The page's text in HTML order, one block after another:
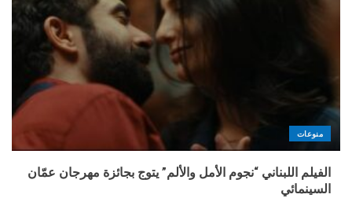
منوعات
الفيلم اللبناني “نجوم الأمل والألم” يتوج بجائزة مهرجان عمّان
السينمائي